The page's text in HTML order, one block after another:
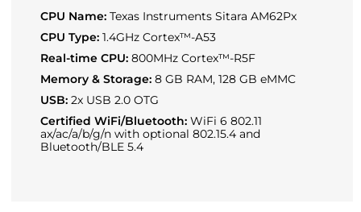
CPU Name: Texas Instruments Sitara AM62Px
CPU Type: 1.4GHz Cortex™-A53
Real-time CPU: 800MHz Cortex™-R5F
Memory & Storage: 8 GB RAM, 128 GB eMMC
USB: 2x USB 2.0 OTG
Certified WiFi/Bluetooth: WiFi 6 802.11
ax/ac/a/b/g/n with optional 802.15.4 and
Bluetooth/BLE 5.4